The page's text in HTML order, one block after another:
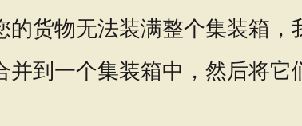
货物无法装满整个集装箱，
到一个集装箱中，然后将它